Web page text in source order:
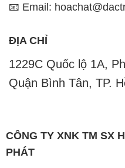
📧 Email:
ĐỊA CHỈ
1229C Quốc lộ 1A,
Quận Bình Tân, TP.
CÔNG TY XNK TM SX
PHÁT